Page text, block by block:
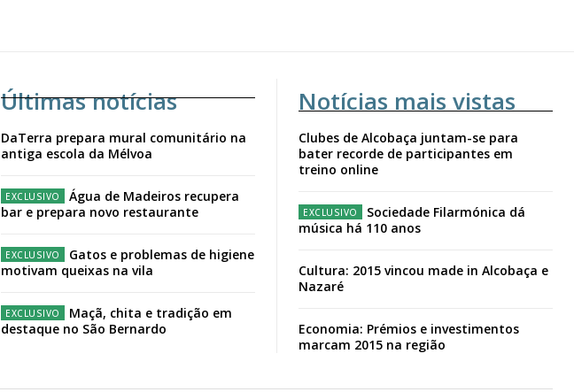
Últimas notícias
DaTerra prepara mural comunitário na
antiga escola da Mélvoa
Água de Madeiros recupera
bar e prepara novo restaurante
Gatos e problemas de higiene
motivam queixas na vila
Maçã, chita e tradição em
destaque no São Bernardo
Notícias mais vistas
Clubes de Alcobaça juntam-se para
bater recorde de participantes em
treino online
Sociedade Filarmónica dá
música há 110 anos
Cultura: 2015 vincou made in Alcobaça e
Nazaré
Economia: Prémios e investimentos
marcam 2015 na região